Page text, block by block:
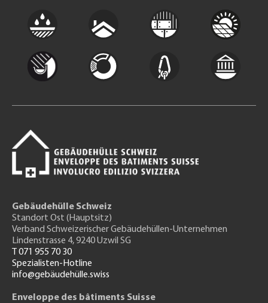
Gebäudehülle Schweiz
Standort Ost (Hauptsitz)
Verband Schweizerischer Gebäudehüllen-Unternehmen
Lindenstrasse 4, 9240 Uzwil SG
T 071 955 70 30
Spezialisten-Hotline
info@gebäudehülle.swiss
Enveloppe des bâtiments Suisse